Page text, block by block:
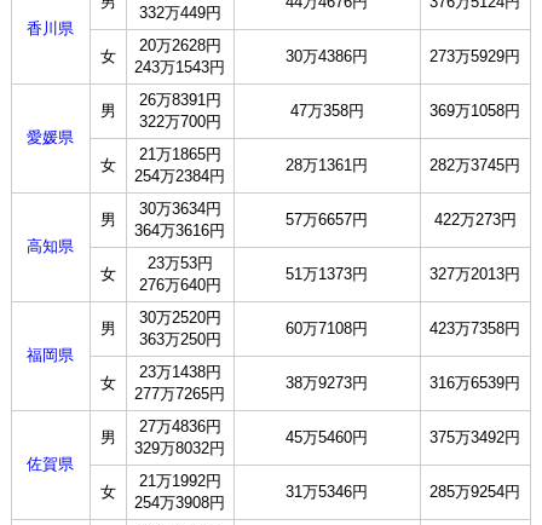
香川県
332万449円
女
20万2628円
243万1543円
30万4386円 273万5929円
愛媛県
男
26万8391円
322万700円
47万358円 369万1058円
女
21万1865円
254万2384円
28万1361円 282万3745円
高知県
男
30万3634円
364万3616円
57万6657円 422万273円
女
23万53円
276万640円
51万1373円 327万2013円
福岡県
男
30万2520円
363万250円
60万7108円 423万7358円
女
23万1438円
277万7265円
38万9273円 316万6539円
佐賀県
男
27万4836円
329万8032円
45万5460円 375万3492円
女
21万1992円
254万3908円
31万5346円 285万9254円